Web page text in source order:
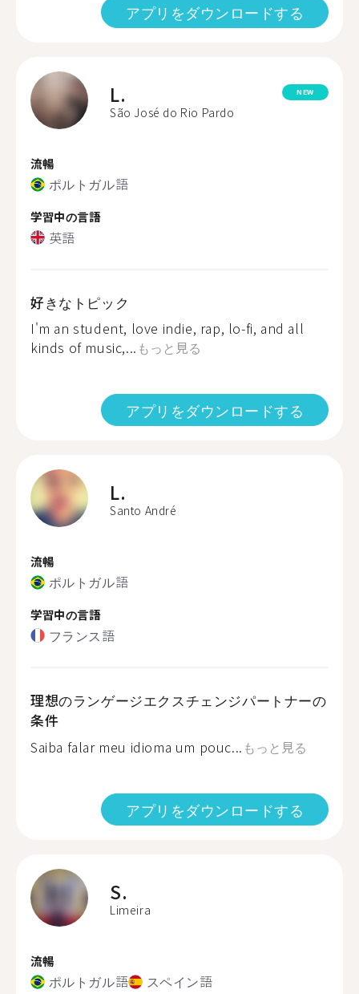
アプリをダウンロードする
L.
São José do Rio Pardo
NEW
流暢
ポルトガル語
学習中の言語
英語
好きなトピック
I'm an student, love indie, rap, lo-fi, and all
kinds of music,... もっと見る
アプリをダウンロードする
L.
Santo André
流暢
ポルトガル語
学習中の言語
フランス語
理想のランゲージエクスチェンジパートナーの
条件
Saiba falar meu idioma um pouc... もっと見る
アプリをダウンロードする
S.
Limeira
流暢
ポルトガル語 スペイン語